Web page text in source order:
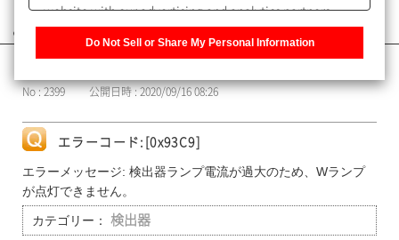
よくあるご質問（FAQ）
No : 2399 公開日時 : 2020/09/16 08:26
エラーコード:[0x93C9]
エラーメッセージ: 検出器ランプ電流が過大のため、Wランプ
が点灯できません。
カテゴリー： 検出器
website with our advertising and analytics partners,
of our sharing information about you with our partners.
Information] to customize your cookie settings on our
Do Not Sell or Share My Personal Information